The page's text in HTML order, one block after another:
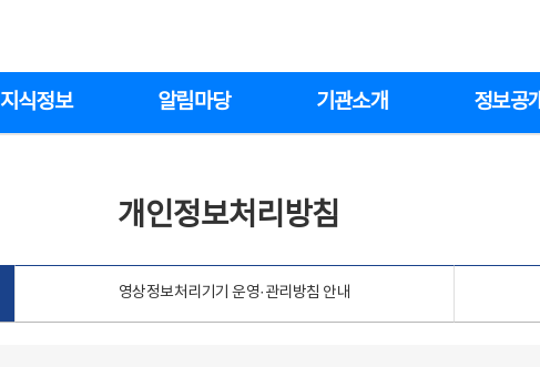
지식정보 알림마당 기관소개 정보공
개인정보처리방침
영상정보처리기기 운영·관리방침 안내